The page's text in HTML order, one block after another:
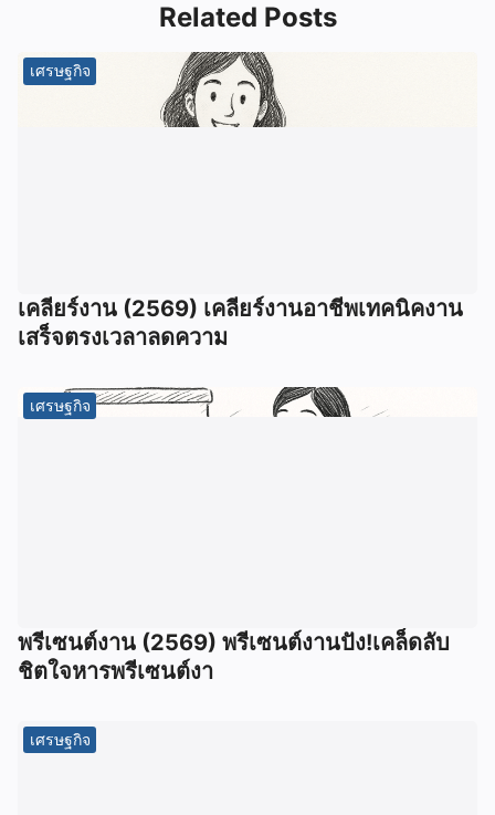
Related Posts
เศรษฐกิจ
เคลียร์งาน (2569) เคลียร์งานอาชีพเทคนิคงาน
เสร็จตรงเวลาลดความ
เศรษฐกิจ
พรีเซนต์งาน (2569) พรีเซนต์งานปัง!เคล็ดลับ
ชิตใจหารพรีเซนต์งา
เศรษฐกิจ